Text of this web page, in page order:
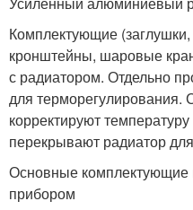
Комплектующие
кронштейны, шаровые
с радиатором. Отдельно
для
корректируют
перекрывают радиатор
Основные комплектующие
прибором